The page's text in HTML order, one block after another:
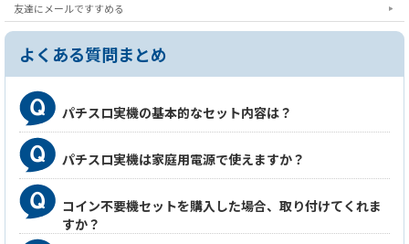
友達にメールですすめる
よくある質問まとめ
パチスロ実機の基本的なセット内容は？
パチスロ実機は家庭用電源で使えますか？
コイン不要機セットを購入した場合、取り付けてくれま
すか？